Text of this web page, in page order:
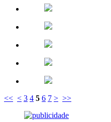
<< < 3 4 5 6 7 > >>